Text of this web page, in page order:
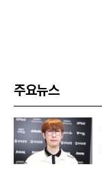
주요뉴스